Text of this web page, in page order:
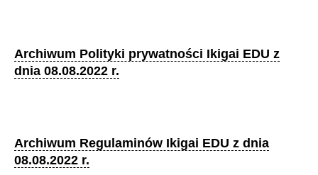
Archiwum Polityki prywatności Ikigai EDU z
dnia 08.08.2022 r.
Archiwum Regulaminów Ikigai EDU z dnia
08.08.2022 r.